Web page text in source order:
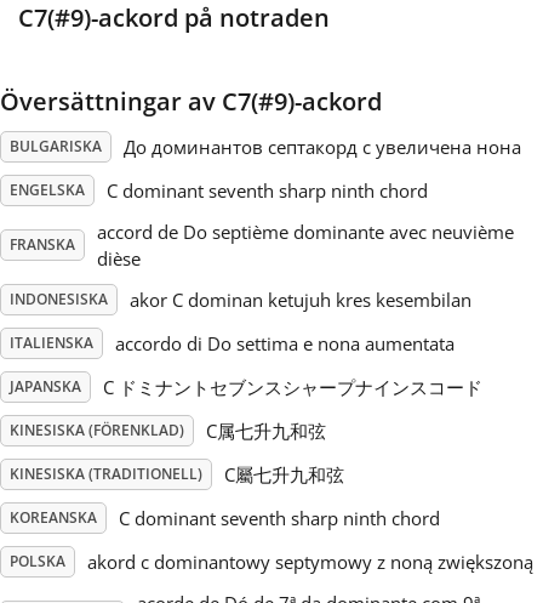
Português
Русский
Svenska
Tiếng Việt
Türkçe
Українська
简体中文
繁體中文
C7(#9)-ackord på notraden
Översättningar av C7(#9)-ackord
BULGARISKA До доминантов септакорд с увеличена нона
ENGELSKA C dominant seventh sharp ninth chord
FRANSKA
accord de Do septième dominante avec neuvième
dièse
INDONESISKA akor C dominan ketujuh kres kesembilan
ITALIENSKA accordo di Do settima e nona aumentata
JAPANSKA C ドミナントセブンスシャープナインスコード
KINESISKA (FÖRENKLAD) C属七升九和弦
KINESISKA (TRADITIONELL) C屬七升九和弦
KOREANSKA C dominant seventh sharp ninth chord
POLSKA
akord c dominantowy septymowy z noną zwiększoną